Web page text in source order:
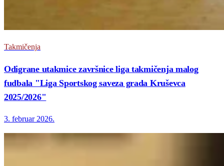
Takmičenja
Odigrane utakmice završnice liga takmičenja malog
fudbala "Liga Sportskog saveza grada Kruševca
2025/2026"
3. februar 2026.